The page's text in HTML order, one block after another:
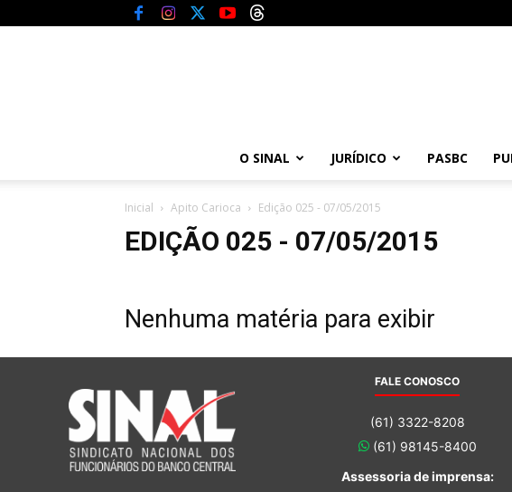
O SINAL JURÍDICO PASBC
Inicial Apito Carioca Edição 025 - 07/05/2015
EDIÇÃO 025 - 07/05/2015
Nenhuma matéria para exibir
FALE CONOSCO
(61) 3322-8208
(61) 98145-8400
Assessoria de imprensa: